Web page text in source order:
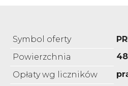
Symbol oferty
Powierzchnia
Opłaty wg liczników